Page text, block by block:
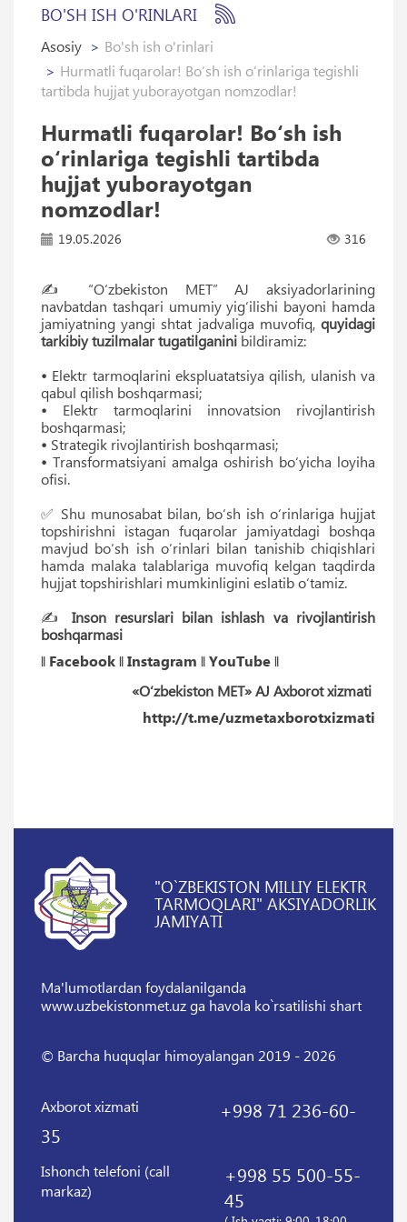
BO'SH ISH O'RINLARI
Asosiy
Bo'sh ish o'rinlari
Hurmatli fuqarolar! Bo‘sh ish o‘rinlariga tegishli
tartibda hujjat yuborayotgan nomzodlar!
Hurmatli fuqarolar! Bo‘sh ish
o‘rinlariga tegishli tartibda
hujjat yuborayotgan
nomzodlar!
19.05.2026 316
✍️ “O‘zbekiston MET” AJ aksiyadorlarining
navbatdan tashqari umumiy yig‘ilishi bayoni hamda
jamiyatning yangi shtat jadvaliga muvofiq, quyidagi
tarkibiy tuzilmalar tugatilganini bildiramiz:
• Elektr tarmoqlarini ekspluatatsiya qilish, ulanish va
qabul qilish boshqarmasi;
• Elektr tarmoqlarini innovatsion rivojlantirish
boshqarmasi;
• Strategik rivojlantirish boshqarmasi;
• Transformatsiyani amalga oshirish bo‘yicha loyiha
ofisi.
✅ Shu munosabat bilan, bo‘sh ish o‘rinlariga hujjat
topshirishni istagan fuqarolar jamiyatdagi boshqa
mavjud bo‘sh ish o‘rinlari bilan tanishib chiqishlari
hamda malaka talablariga muvofiq kelgan taqdirda
hujjat topshirishlari mumkinligini eslatib o‘tamiz.
✍️ Inson resurslari bilan ishlash va rivojlantirish
boshqarmasi
‖ Facebook‖Instagram ‖YouTube‖
«O‘zbekiston MET» AJ Axborot xizmati
http://t.me/uzmetaxborotxizmati
"O`ZBEKISTON MILLIY ELEKTR
TARMOQLARI" AKSIYADORLIK
JAMIYATI
Ma'lumotlardan foydalanilganda
www.uzbekistonmet.uz ga havola ko`rsatilishi shart
© Barcha huquqlar himoyalangan 2019 - 2026
Axborot xizmati
+998 71 236-60-
35
Ishonch telefoni (call
markaz)
+998 55 500-55-
45